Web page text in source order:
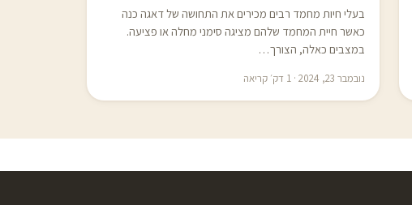
בעלי חיות מחמד רבים מכירים את התחושה של דאגה כנה
כאשר חיית המחמד שלהם מציגה סימני מחלה או פציעה.
במצבים כאלה, הצורך…
נובמבר 23, 2024 · 1 דק׳ קריאה